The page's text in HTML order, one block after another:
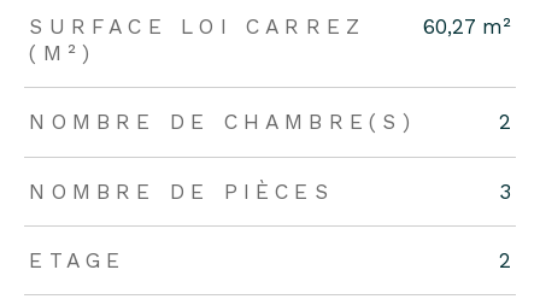
SURFACE LOI CARREZ
(M²)
60,27 m²
NOMBRE DE CHAMBRE(S) 2
NOMBRE DE PIÈCES 3
ETAGE 2